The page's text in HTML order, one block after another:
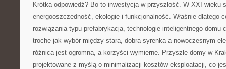
Krótka odpowiedź? Bo to inwestycja w przyszłość. W XXI wieku
energooszczędność, ekologię i funkcjonalność. Właśnie dlatego
rozwiązania typu prefabrykacja, technologie inteligentnego domu
trochę jak wybór między starą, dobrą syrenką a nowoczesnym
różnica jest ogromna, a korzyści wymierne. Przyszłe domy w
projektowane z myślą o minimalizacji kosztów eksploatacji, co